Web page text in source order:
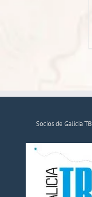
Socios de Galicia TB